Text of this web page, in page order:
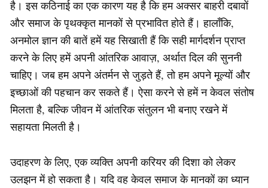
है। इस कठिनाई का एक कारण यह है कि हम अक्सर बाहरी दबावों
और समाज के पृथक्कृत मानकों से प्रभावित होते हैं। हालाँकि,
अनमोल ज्ञान की बातें हमें यह सिखाती हैं कि सही मार्गदर्शन प्राप्त
करने के लिए हमें अपनी आंतरिक आवाज़, अर्थात दिल की सुननी
चाहिए। जब हम अपने अंतर्मन से जुड़ते हैं, तो हम अपने मूल्यों और
इच्छाओं की पहचान कर सकते हैं। ऐसा करने से हमें न केवल संतोष
मिलता है, बल्कि जीवन में आंतरिक संतुलन भी बनाए रखने में
सहायता मिलती है।
उदाहरण के लिए, एक व्यक्ति अपनी करियर की दिशा को लेकर
उलझन में हो सकता है। यदि वह केवल समाज के मानकों का ध्यान